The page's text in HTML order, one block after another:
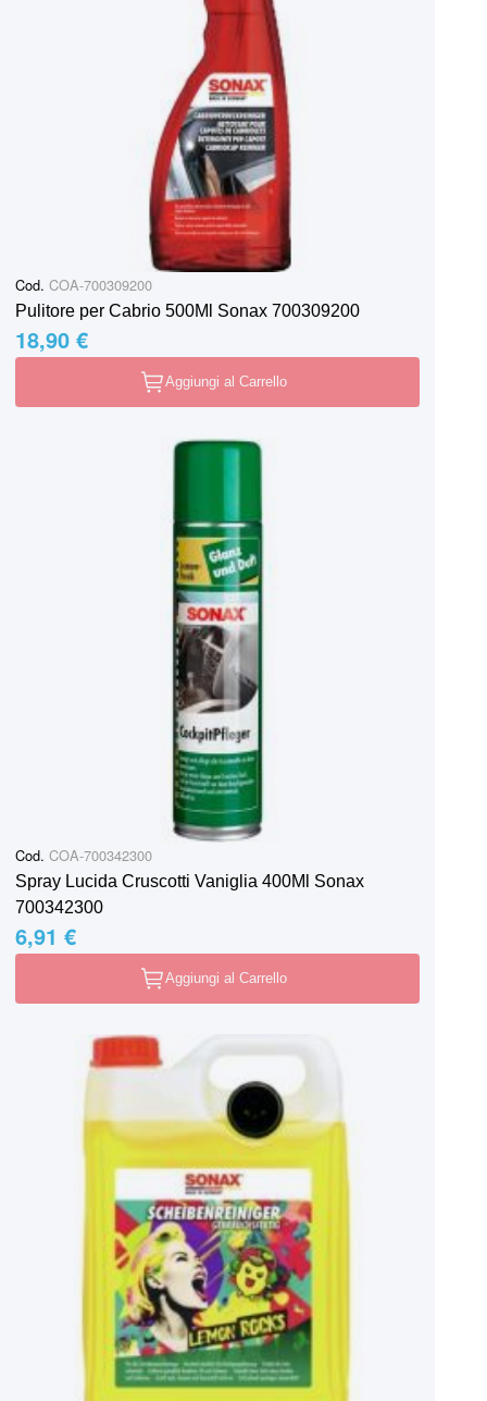
Cod. COA-700309200
Pulitore per Cabrio 500Ml Sonax 700309200
18,90 €
Aggiungi al Carrello
Cod. COA-700342300
Spray Lucida Cruscotti Vaniglia 400Ml Sonax
700342300
6,91 €
Aggiungi al Carrello